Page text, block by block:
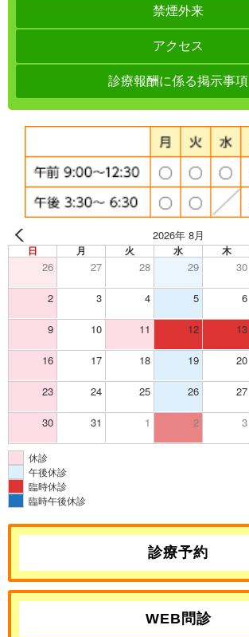
禁煙外来
アクセス
診療報酬に係る掲示事項
2026年 8月
日 月 火 水 木
26 27 28 29 30
2 3 4 5 6
9 10 11 12 13
16 17 18 19 20
23 24 25 26 27
30 31 1 2 3
休診
午後休診
臨時休診
臨時午後休診
診療予約
WEB問診